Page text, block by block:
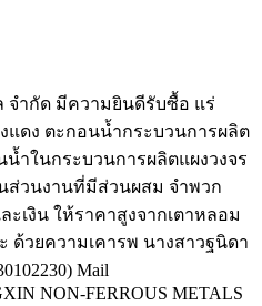
จำกัด มีความยินดีรับซื้อ แร่
แดง ตะกอนน้ำกระบวนการผลิต
ำในกระบวนการผลิตแผงวงจร
ส่วนงานที่มีส่วนผสม จำพวก
ะเงิน ให้ราคาสูงจากเตาหลอม
ด้วยความเคารพ นางสาวฐนิดา
Mail
NON-FERROUS METALS